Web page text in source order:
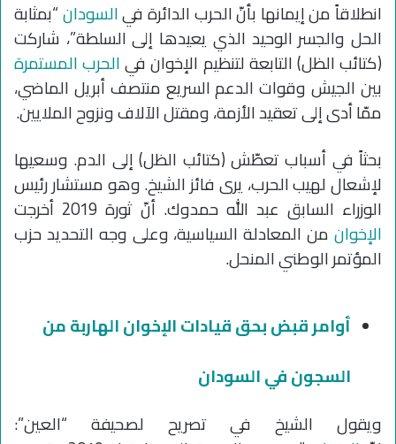
انطلاقاً من إيمانها بأنّ الحرب الدائرة فيالسودان“بمثابة
الحل والجسر الوحيد الذي يعيدها إلى السلطة”، شاركت
(كتائب الظل) التابعة لتنظيم الإخوان فيالحرب المستمرة
بين الجيش وقوات الدعم السريع منتصف أبريل الماضي،
ممّا أدى إلى تعقيد الأزمة، ومقتل الآلاف ونزوح الملايين.
بحثاً في أسباب تعطّش (كتائب الظل) إلى الدم. وسعيها
لإشعال لهيب الحرب، يرى فائز الشيخ. وهو مستشار رئيس
الوزراء السابق عبد الله حمدوك. أنّ ثورة 2019 أخرجت
الإخوان من المعادلة السياسية، وعلى وجه التحديد حزب
المؤتمر الوطني المنحل.
أوامر قبض بحق قيادات الإخوان الهاربة من
السجون في السودان
ويقول الشيخ في تصريح لصحيفة “العين”: